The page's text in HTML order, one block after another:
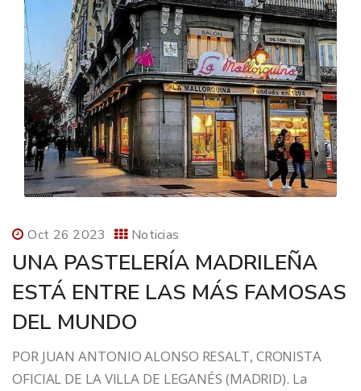
Oct 26 2023 Noticias
UNA PASTELERÍA MADRILEÑA
ESTÁ ENTRE LAS MÁS FAMOSAS
DEL MUNDO
POR JUAN ANTONIO ALONSO RESALT, CRONISTA
OFICIAL DE LA VILLA DE LEGANÉS (MADRID). La